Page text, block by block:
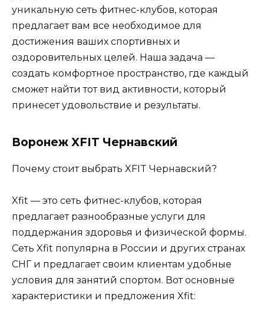
уникальную сеть фитнес-клубов, которая
предлагает вам все необходимое для
достижения ваших спортивных и
оздоровительных целей. Наша задача —
создать комфортное пространство, где каждый
сможет найти тот вид активности, который
принесет удовольствие и результаты.
Воронеж XFIT Чернавский
Почему стоит выбрать XFIT Чернавский?
Xfit — это сеть фитнес-клубов, которая
предлагает разнообразные услуги для
поддержания здоровья и физической формы.
Сеть Xfit популярна в России и других странах
СНГ и предлагает своим клиентам удобные
условия для занятий спортом. Вот основные
характеристики и предложения Xfit: